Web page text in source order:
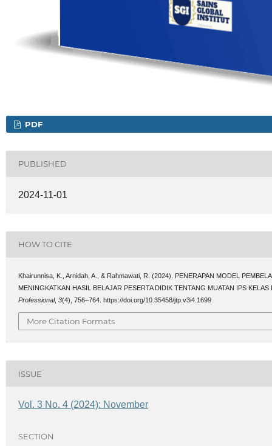
PDF
PUBLISHED
2024-11-01
HOW TO CITE
Khairunnisa, K., Arnidah, A., & Rahmawati, R. (2024). PENERAPAN MODEL
MENINGKATKAN HASIL BELAJAR PESERTA DIDIK TENTANG MUATAN IPS
Professional, 3(4), 756–764. https://doi.org/10.35458/jtp.v3i4.1699
More Citation Formats
ISSUE
Vol. 3 No. 4 (2024): November
SECTION